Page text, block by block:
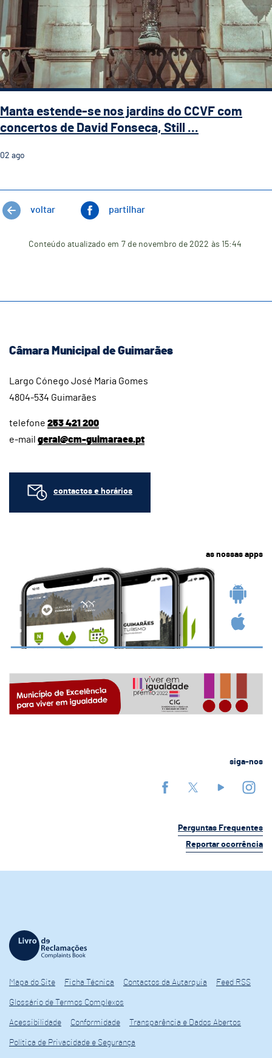
Manta estende-se nos jardins do CCVF com
concertos de David Fonseca, Still ...
02 ago
voltar partilhar
Conteúdo atualizado em 7 de novembro de 2022 às 15:44
Câmara Municipal de Guimarães
Largo Cónego José Maria Gomes
4804-534 Guimarães
telefone 253 421 200
e-mail geral@cm-guimaraes.pt
contactos e horários
as nossas apps
siga-nos
Perguntas Frequentes
Reportar ocorrência
Mapa do Site Ficha Técnica Contactos da Autarquia Feed RSS
Glossário de Termos Complexos
Acessibilidade Conformidade Transparência e Dados Abertos
Política de Privacidade e Segurança